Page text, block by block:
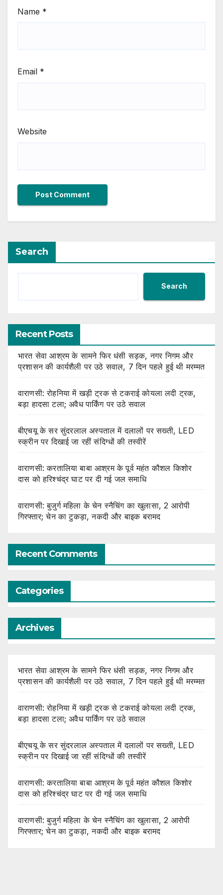
Name *
Email *
Website
Search
Search
Recent Posts
भारत सेवा आश्रम के सामने फिर धंसी सड़क, नगर निगम और
प्रशासन की कार्यशैली पर उठे सवाल, 7 दिन पहले हुई थी मरम्मत
वाराणसी: रोहनिया में खड़ी ट्रक से टकराई कोयला लदी ट्रक,
बड़ा हादसा टला; अवैध पार्किंग पर उठे सवाल
बीएचयू के सर सुंदरलाल अस्पताल में दलालों पर सख्ती, LED
स्क्रीन पर दिखाई जा रहीं संदिग्धों की तस्वीरें
वाराणसी: करतालिया बाबा आश्रम के पूर्व महंत कौशल किशोर
दास को हरिश्चंद्र घाट पर दी गई जल समाधि
वाराणसी: बुजुर्ग महिला के चेन स्नैचिंग का खुलासा, 2 आरोपी
गिरफ्तार; चेन का टुकड़ा, नकदी और बाइक बरामद
Recent Comments
Categories
Archives
भारत सेवा आश्रम के सामने फिर धंसी सड़क, नगर निगम और
प्रशासन की कार्यशैली पर उठे सवाल, 7 दिन पहले हुई थी मरम्मत
वाराणसी: रोहनिया में खड़ी ट्रक से टकराई कोयला लदी ट्रक,
बड़ा हादसा टला; अवैध पार्किंग पर उठे सवाल
बीएचयू के सर सुंदरलाल अस्पताल में दलालों पर सख्ती, LED
स्क्रीन पर दिखाई जा रहीं संदिग्धों की तस्वीरें
वाराणसी: करतालिया बाबा आश्रम के पूर्व महंत कौशल किशोर
दास को हरिश्चंद्र घाट पर दी गई जल समाधि
वाराणसी: बुजुर्ग महिला के चेन स्नैचिंग का खुलासा, 2 आरोपी
गिरफ्तार; चेन का टुकड़ा, नकदी और बाइक बरामद